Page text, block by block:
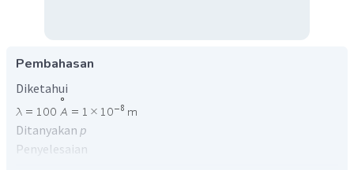
Pembahasan
Diketahui
Ditanyakan p
Penyelesaian